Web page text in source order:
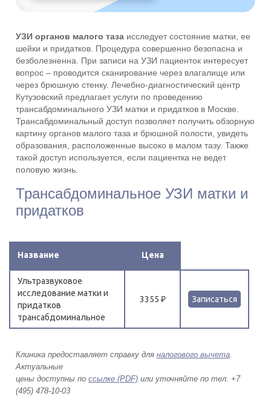
УЗИ органов малого таза исследует состояние матки, ее
шейки и придатков. Процедура совершенно безопасна и
безболезненна. При записи на УЗИ пациенток интересует
вопрос – проводится сканирование через влагалище или
через брюшную стенку. Лечебно-диагностический центр
Кутузовский предлагает услуги по проведению
трансабдоминального УЗИ матки и придатков в Москве.
Трансабдоминальный доступ позволяет получить обзорную
картину органов малого таза и брюшной полости, увидеть
образования, расположенные высоко в малом тазу. Также
такой доступ используется, если пациентка не ведет
половую жизнь.
Трансабдоминальное УЗИ матки и
придатков
Название Цена
Ультразвуковое
исследование матки и
придатков
трансабдоминальное
3355 ₽ Записаться
Клиника предоставляет справку дляналогового вычета.
Актуальные
цены доступны поссылке (PDF) или уточняйте по тел. +7
(495) 478-10-03